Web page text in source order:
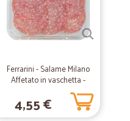
Ferrarini - Salame Milano
Affetato in vaschetta -
4,55 €